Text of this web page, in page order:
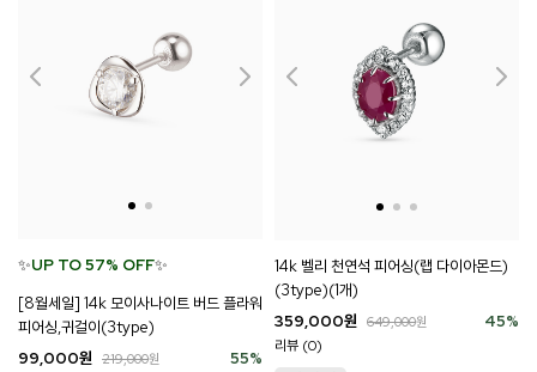
✨UP TO 57% OFF✨
[8월세일] 14k 모이사나이트 버드 플라워
피어싱,귀걸이(3type)
55%
99,000원 219,000원
14k 벨리 천연석 피어싱(랩 다이아몬드)
(3type)(1개)
45%
359,000원 649,000원
리뷰 (0)